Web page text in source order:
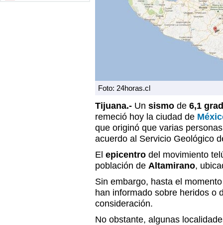
Foto: 24horas.cl
Tijuana.- Un sismo de 6,1
remeció hoy la ciudad de
que originó que varias
acuerdo al Servicio Geológico
El epicentro del movimiento
población de Altamirano,
Sin embargo, hasta el
han informado sobre heridos o
consideración.
No obstante, algunas